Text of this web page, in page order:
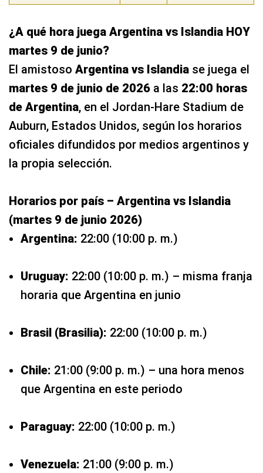
¿A qué hora juega Argentina vs Islandia HOY
martes 9 de junio?
El amistoso Argentina vs Islandia se juega el
martes 9 de junio de 2026 a las 22:00 horas
de Argentina, en el Jordan-Hare Stadium de
Auburn, Estados Unidos, según los horarios
oficiales difundidos por medios argentinos y
la propia selección.
Horarios por país – Argentina vs Islandia
(martes 9 de junio 2026)
Argentina: 22:00 (10:00 p. m.)
Uruguay: 22:00 (10:00 p. m.) – misma franja
horaria que Argentina en junio
Brasil (Brasilia): 22:00 (10:00 p. m.)
Chile: 21:00 (9:00 p. m.) – una hora menos
que Argentina en este periodo
Paraguay: 22:00 (10:00 p. m.)
Venezuela: 21:00 (9:00 p. m.)